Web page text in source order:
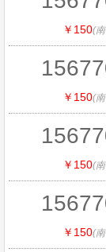
￥150(
￥150(
￥150(
￥150(